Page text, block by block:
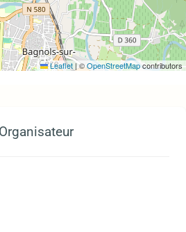
Leaflet|©OpenStreetMapcontributors
Organisateur